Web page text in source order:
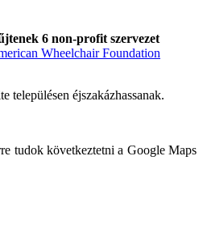
6 non-profit szervezet
Wheelchair Foundation
településen éjszakázhassanak.
tudok következtetni a Google Maps